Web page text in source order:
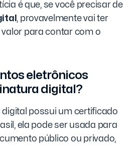
é que, se você precisar de
, provavelmente vai ter
para contar com o
eletrônicos
digital?
possui um certificado
ela pode ser usada para
público ou privado,